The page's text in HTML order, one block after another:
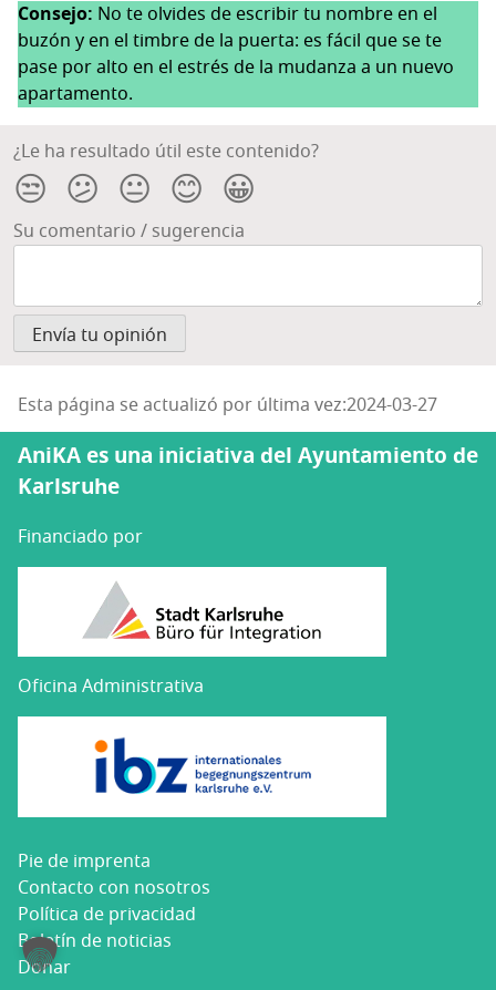
Con­se­jo: No te olvi­des de escri­bir tu nom­bre en el
buzón y en el tim­bre de la puer­ta: es fácil que se te
pase por alto en el estrés de la mudan­za a un nue­vo
apartamento.
¿Le ha resultado útil este contenido?
😒 😕 😐 😊 😀
Su comentario / sugerencia
Esta página se actualizó por última vez:2024-03-27
AniKA es una iniciativa del Ayuntamiento de
Karlsruhe
Financiado por
Oficina Administrativa
Pie de imprenta
Con­tac­to con nosotros
Polí­ti­ca de privacidad
Bole­tín de noticias
Donar